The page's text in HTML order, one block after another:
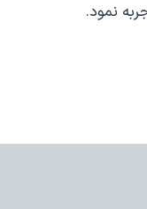
نمود.